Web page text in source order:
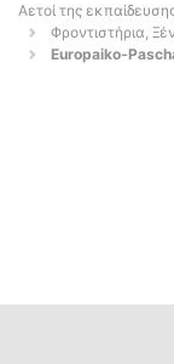
Αετοί της
Φροντιστήρια,
Europaiko-